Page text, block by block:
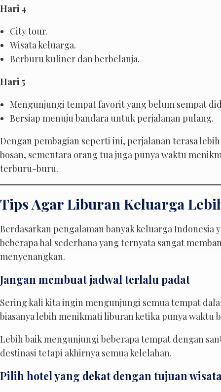
Hari 4
City tour.
Wisata keluarga.
Berburu kuliner dan berbelanja.
Hari 5
Mengunjungi tempat favorit yang belum sempat
Bersiap menuju bandara untuk perjalanan pulang.
Dengan pembagian seperti ini, perjalanan terasa
bosan, sementara orang tua juga punya waktu
terburu-buru.
Tips Agar Liburan Keluarga
Berdasarkan pengalaman banyak keluarga Indonesia
beberapa hal sederhana yang ternyata sangat
menyenangkan.
Jangan membuat jadwal terlalu padat
Sering kali kita ingin mengunjungi semua tempat
biasanya lebih menikmati liburan ketika punya waktu
Lebih baik mengunjungi beberapa tempat dengan
destinasi tetapi akhirnya semua kelelahan.
Pilih hotel yang dekat dengan tujuan